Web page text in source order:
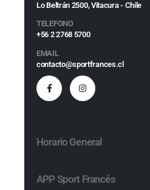
Lo Beltrán 2500, Vitacura - Chile
TELEFONO
+56 2 2768 5700
EMAIL
contacto@sportfrances.cl
Horario General
APP Sport Francés